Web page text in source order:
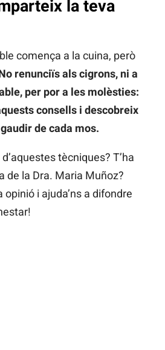
la teva
comença a la cuina, però
renunciïs als cigrons, ni a
per por a les molèsties:
consells i descobreix
de cada mos.
tècniques? T’ha
de la Dra. Maria Muñoz?
i ajuda’ns a difondre